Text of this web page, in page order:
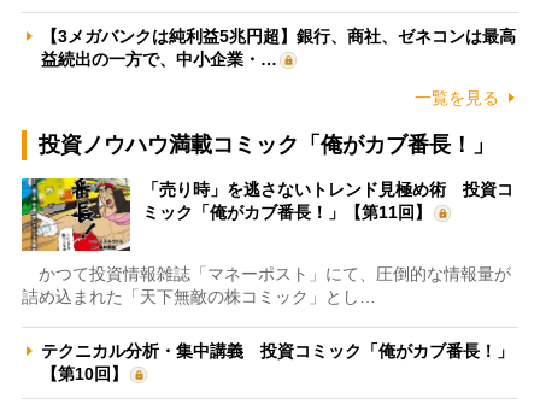
【3メガバンクは純利益5兆円超】銀行、商社、ゼネコンは最高
益続出の一方で、中小企業・…
一覧を見る
投資ノウハウ満載コミック「俺がカブ番長！」
「売り時」を逃さないトレンド見極め術 投資コ
ミック「俺がカブ番長！」【第11回】
かつて投資情報雑誌「マネーポスト」にて、圧倒的な情報量が
詰め込まれた「天下無敵の株コミック」とし…
テクニカル分析・集中講義 投資コミック「俺がカブ番長！」
【第10回】